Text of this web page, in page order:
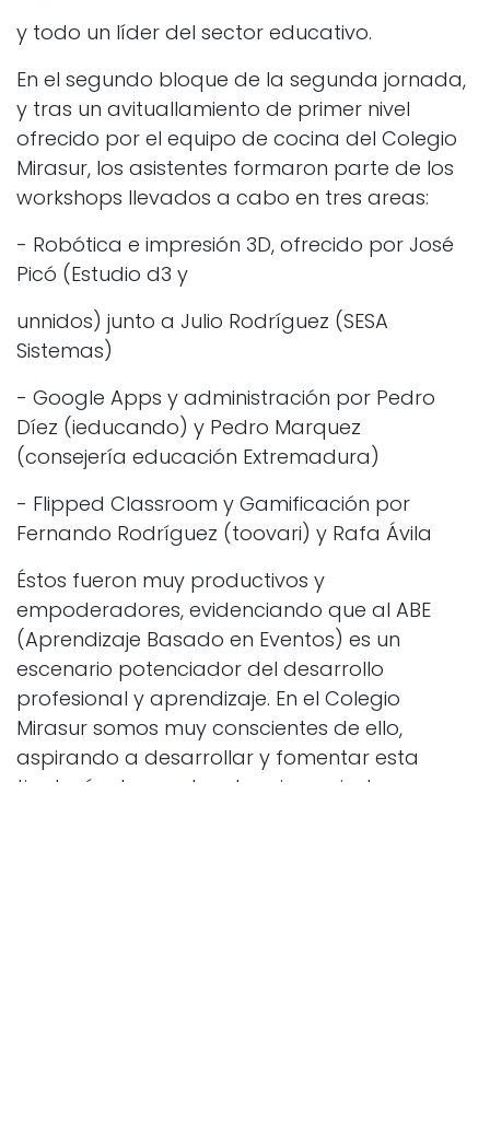
y todo un líder del sector educativo.
En el segundo bloque de la segunda jornada,
y tras un avituallamiento de primer nivel
ofrecido por el equipo de cocina del Colegio
Mirasur, los asistentes formaron parte de los
workshops llevados a cabo en tres areas:
- Robótica e impresión 3D, ofrecido por José
Picó (Estudio d3 y
unnidos) junto a Julio Rodríguez (SESA
Sistemas)
- Google Apps y administración por Pedro
Díez (ieducando) y Pedro Marquez
(consejería educación Extremadura)
- Flipped Classroom y Gamificación por
Fernando Rodríguez (toovari) y Rafa Ávila
Éstos fueron muy productivos y
empoderadores, evidenciando que al ABE
(Aprendizaje Basado en Eventos) es un
escenario potenciador del desarrollo
profesional y aprendizaje. En el Colegio
Mirasur somos muy conscientes de ello,
aspirando a desarrollar y fomentar esta
tipología de eventos de primer nivel para